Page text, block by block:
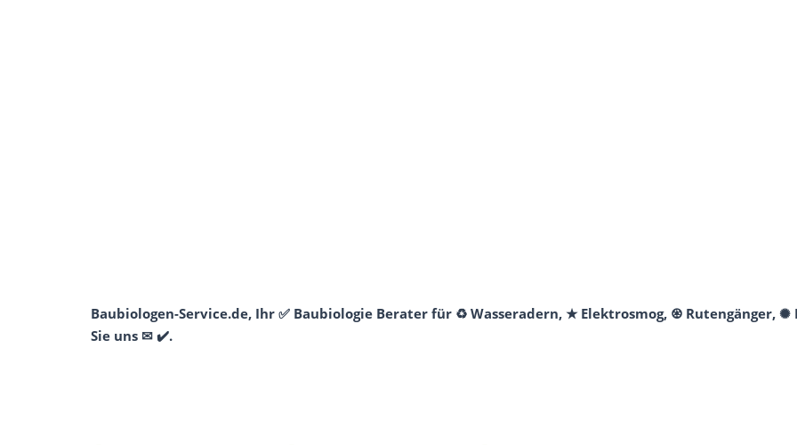
Baubiologen-Service.de, Ihr ✅ Baubiologie Berater für ♻ Wasseradern, ★ Elektrosmog, ♼ Rutengänger, ✺
Sie uns ✉ ✔️.